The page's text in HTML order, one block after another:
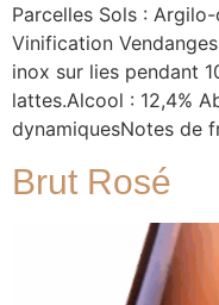
Parcelles Sols :
Vinification
inox sur lies pendant
lattes.Alcool : 12,4%
dynamiquesNotes de
Brut Rosé